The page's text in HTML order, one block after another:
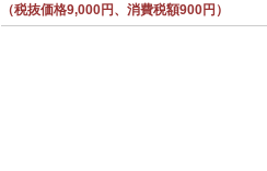
（税抜価格9,000円、消費税額900円）